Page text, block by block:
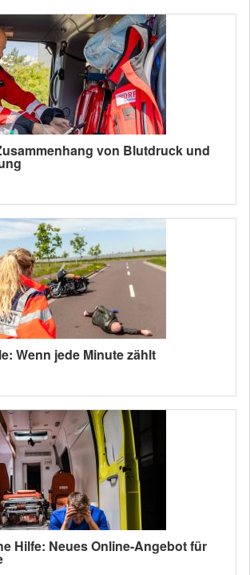
von Blutdruck und
Wenn jede Minute zählt
Hilfe: Neues Online-Angebot für